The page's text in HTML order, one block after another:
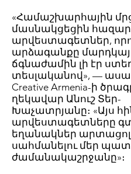
«Համաշխարհային
մասնակցեցին
արվեստագետներ,
արձագանքը
ճգնաժամին լի էր
տեսլականով», —
Creative Armenia-ի
ղեկավար Անուշ Տեր-
Խաչատրյանը։ «Այս
արվեստագետները
եղանակներ
սահմանելու մեր
ժամանակաշրջանը»։